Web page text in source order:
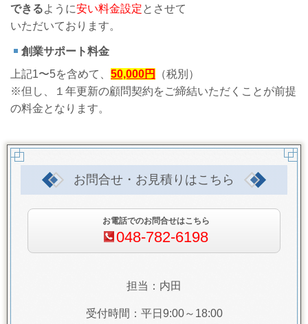
できるように安い料金設定とさせて
いただいております。
創業サポート料金
上記1〜5を含めて、 50,000円
（税別）
※但し、１年更新の顧問契約をご締結いただくことが前提
の料金となります。
お問合せ・お見積りはこちら
お電話でのお問合せはこちら
048-782-6198
担当：内田
受付時間：平日9:00～18:00